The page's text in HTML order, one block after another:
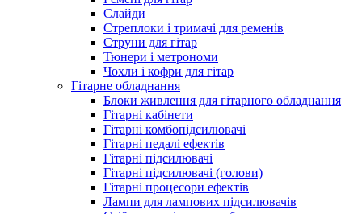
Слайди
Стреплоки і тримачі для ременів
Струни для гітар
Тюнери і метрономи
Чохли і кофри для гітар
Гітарне обладнання
Блоки живлення для гітарного обладнання
Гітарні кабінети
Гітарні комбопідсилювачі
Гітарні педалі ефектів
Гітарні підсилювачі
Гітарні підсилювачі (голови)
Гітарні процесори ефектів
Лампи для лампових підсилювачів